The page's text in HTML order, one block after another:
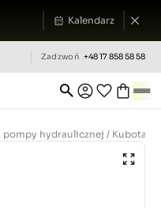
Kalendarz
Zadzwoń +48 17 858 58 58
pompy hydraulicznej / Kubota